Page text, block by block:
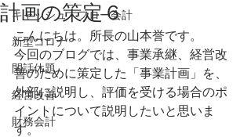
キャッシュ・フロー会計
新型コロナ
閑話休題
経営改善
財務会計
計画の策定６
こんにちは。所長の山本誉です。
今回のブログでは、事業承継、経営改
善のために策定した「事業計画」を、
外部に説明し、評価を受ける場合のポ
イントについて説明したいと思いま
す。